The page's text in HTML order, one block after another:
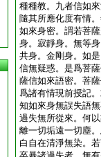
種種教。九者信如
隨其所應化度有情
如來身密。謂若菩
身。寂靜身。無等
共身。金剛身。如
信無疑惑。是爲菩
薩信如來語密。菩
爲諸有情現前授記
知如來身無誤失語
過失無所從來。何
離一切垢遠一切塵
白自在清淨無染。